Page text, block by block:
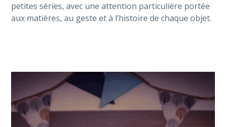
petites séries, avec une attention particulière portée
aux matières, au geste et à l’histoire de chaque objet.